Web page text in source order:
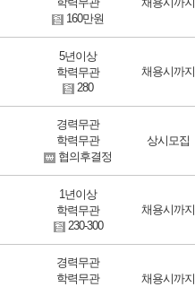
160만원
5년이상
학력무관
280
채용시까지
경력무관
학력무관
협의후결정
상시모집
1년이상
학력무관
230-300
채용시까지
경력무관
학력무관
채용시까지